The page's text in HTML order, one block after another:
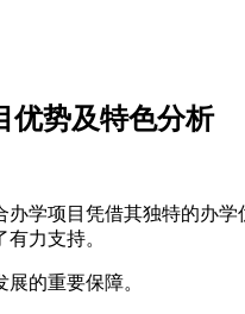
优势及特色分析
学项目凭借其独特的办
力支持。
的重要保障。